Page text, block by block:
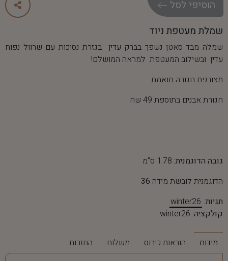
הוסיפי לסל
שמלת מעטפת ניוד
שמלה מבד סאטן נשפך בברק עדין בגזרת נסיכות עם שרוול נפוח
עדין ובשילוב המעטפת למראה המושלם!
מצורפת חגורה תואמת
חגורת אבנים בתוספת 49 שח
גובה הדוגמנית: 1.78 ס"מ
הדוגמנית לובשת מידה 36
תגיות: winter26
קולקציה: winter26
מידות הוראות כיבוס משלוח החזרות